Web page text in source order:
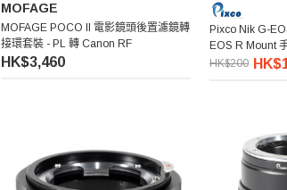
MOFAGE
MOFAGE POCO II 電影鏡頭後置濾鏡轉
接環套裝 - PL 轉 Canon RF
HK$3,460
Pixco Nik G-
EOS R Mount
HK$200